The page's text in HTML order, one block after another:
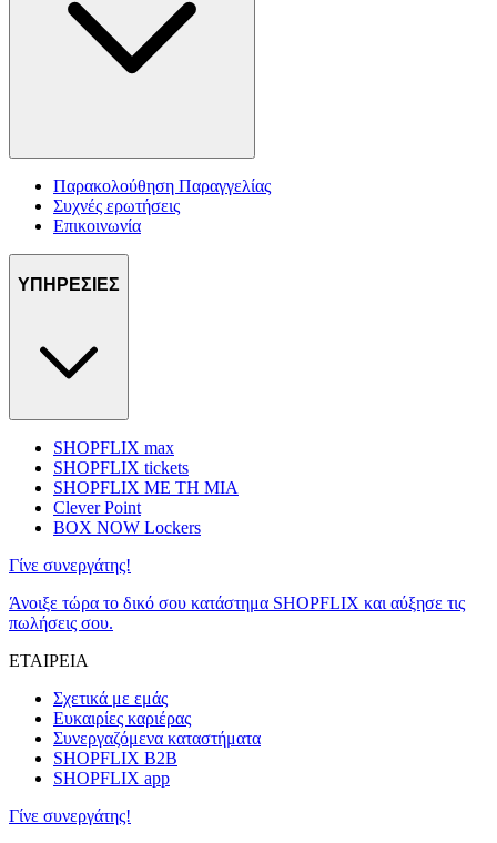
Παρακολούθηση Παραγγελίας
Συχνές ερωτήσεις
Επικοινωνία
ΥΠΗΡΕΣΙΕΣ
SHOPFLIX max
SHOPFLIX tickets
SHOPFLIX ΜΕ ΤΗ ΜΙΑ
Clever Point
BOX NOW Lockers
Γίνε συνεργάτης!
Άνοιξε τώρα το δικό σου κατάστημα SHOPFLIX και αύξησε τις
πωλήσεις σου.
ΕΤΑΙΡΕΙΑ
Σχετικά με εμάς
Ευκαιρίες καριέρας
Συνεργαζόμενα καταστήματα
SHOPFLIX B2B
SHOPFLIX app
Γίνε συνεργάτης!